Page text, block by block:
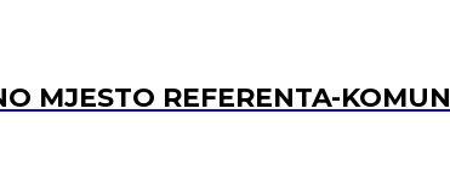
MJESTO REFERENTA-